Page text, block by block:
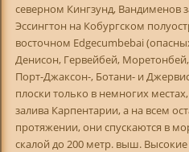
северном Кингзунд, Вандименов
Эссингтон на Кобургском
восточном Edgecumbebai
Денисон, Гервейбей,
Порт-Джаксон-, Ботани- и
плоски только в немногих
залива Карпентарии, а на всем
протяжении, они спускаются в
скалой до 200 метр. выш. Высокие